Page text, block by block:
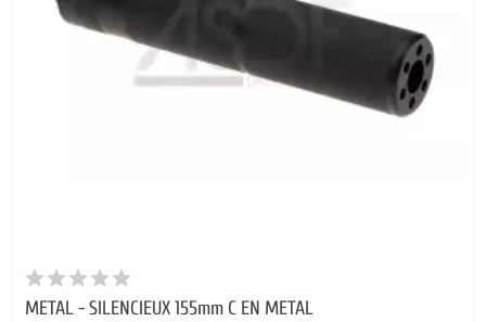
METAL - SILENCIEUX 155mm C EN METAL